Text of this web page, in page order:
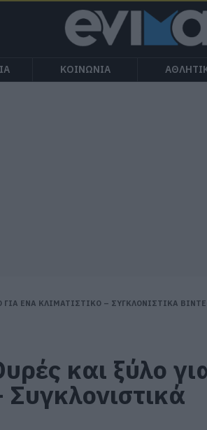
ΚΟΙΝΩΝΙΑ
ΓΙΑ ΕΝΑ ΚΛΙΜΑΤΙΣΤΙΚΟ – ΣΥΓΚΛΟΝΙΣΤΙΚΑ
και ξύλο
Συγκλονιστικά